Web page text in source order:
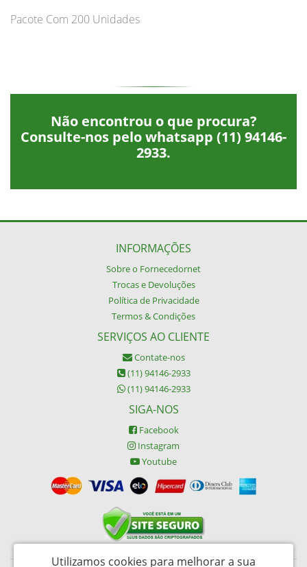
Pacote Com 200 Unidades
Não encontrou o que procura?
Consulte-nos pelo whatsapp (11) 94146-
2933.
INFORMAÇÕES
Sobre o Fornecedornet
Trocas e Devoluções
Política de Privacidade
Termos & Condições
SERVIÇOS AO CLIENTE
Contate-nos
(11) 94146-2933
(11) 94146-2933
SIGA-NOS
Facebook
Instagram
Youtube
Utilizamos cookies para melhorar a sua